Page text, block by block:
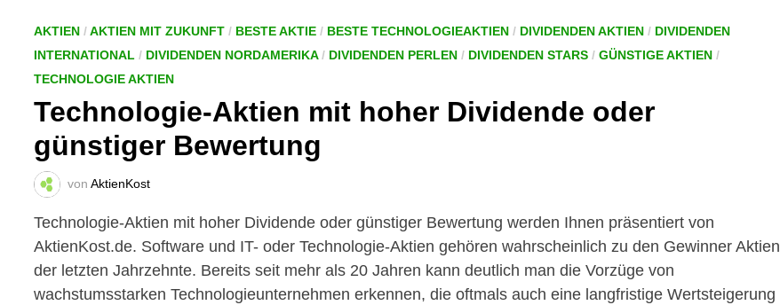
AKTIEN /AKTIEN MIT ZUKUNFT / BESTE AKTIE / BESTE TECHNOLOGIEAKTIEN / DIVIDENDEN AKTIEN / DIVIDENDEN
INTERNATIONAL / DIVIDENDEN NORDAMERIKA/ DIVIDENDEN PERLEN / DIVIDENDEN STARS /GÜNSTIGE AKTIEN /
TECHNOLOGIE AKTIEN
Technologie-Aktien mit hoher Dividende oder
günstiger Bewertung
vonAktienKost
Technologie-Aktien mit hoher Dividende oder günstiger Bewertung werden Ihnen präsentiert von
AktienKost.de. Software und IT- oder Technologie-Aktien gehören wahrscheinlich zu den Gewinner Aktien
der letzten Jahrzehnte. Bereits seit mehr als 20 Jahren kann deutlich man die Vorzüge von
wachstumsstarken Technologieunternehmen erkennen, die oftmals auch eine langfristige Wertsteigerung